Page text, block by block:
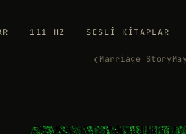
111 HZ SESLI KITAPLAR
‹Marriage Story